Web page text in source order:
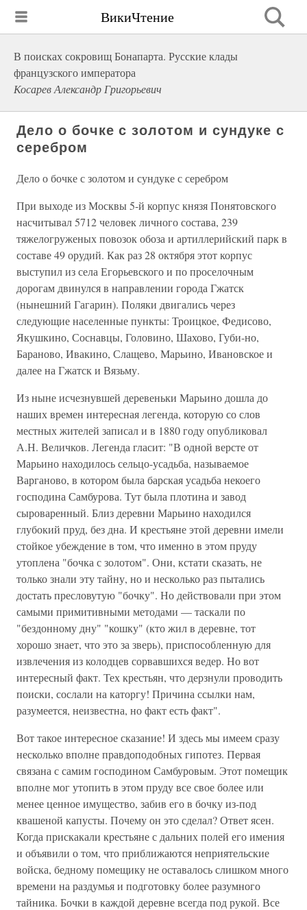
ВикиЧтение
В поисках сокровищ Бонапарта. Русские клады
французского императора
Косарев Александр Григорьевич
Дело о бочке с золотом и сундуке с
серебром
Дело о бочке с золотом и сундуке с серебром
При выходе из Москвы 5-й корпус князя Понятовского
насчитывал 5712 человек личного состава, 239
тяжелогруженых повозок обоза и артиллерийский парк в
составе 49 орудий. Как раз 28 октября этот корпус
выступил из села Егорьевского и по проселочным
дорогам двинулся в направлении города Гжатск
(нынешний Гагарин). Поляки двигались через
следующие населенные пункты: Троицкое, Федисово,
Якушкино, Соснавцы, Головино, Шахово, Губи-но,
Бараново, Ивакино, Слащево, Марьино, Ивановское и
далее на Гжатск и Вязьму.
Из ныне исчезнувшей деревеньки Марьино дошла до
наших времен интересная легенда, которую со слов
местных жителей записал и в 1880 году опубликовал
А.Н. Величков. Легенда гласит: "В одной версте от
Марьино находилось сельцо-усадьба, называемое
Варганово, в котором была барская усадьба некоего
господина Самбурова. Тут была плотина и завод
сыроваренный. Близ деревни Марьино находился
глубокий пруд, без дна. И крестьяне этой деревни имели
стойкое убеждение в том, что именно в этом пруду
утоплена "бочка с золотом". Они, кстати сказать, не
только знали эту тайну, но и несколько раз пытались
достать пресловутую "бочку". Но действовали при этом
самыми примитивными методами — таскали по
"бездонному дну" "кошку" (кто жил в деревне, тот
хорошо знает, что это за зверь), приспособленную для
извлечения из колодцев сорвавшихся ведер. Но вот
интересный факт. Тех крестьян, что дерзнули проводить
поиски, сослали на каторгу! Причина ссылки нам,
разумеется, неизвестна, но факт есть факт".
Вот такое интересное сказание! И здесь мы имеем сразу
несколько вполне правдоподобных гипотез. Первая
связана с самим господином Самбуровым. Этот помещик
вполне мог утопить в этом пруду все свое более или
менее ценное имущество, забив его в бочку из-под
квашеной капусты. Почему он это сделал? Ответ ясен.
Когда прискакали крестьяне с дальних полей его имения
и объявили о том, что приближаются неприятельские
войска, бедному помещику не оставалось слишком много
времени на раздумья и подготовку более разумного
тайника. Бочки в каждой деревне всегда под рукой. Все